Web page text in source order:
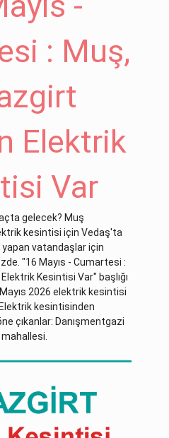
: Muş,
Elektrik
Var
gelecek? Muş
kesintisi için Vedaş'ta
vatandaşlar için
"16 Mayıs - Cumartesi :
Kesintisi Var" başlığı
2026 elektrik kesintisi
kesintisinden
çıkanlar: Danışmentgazi